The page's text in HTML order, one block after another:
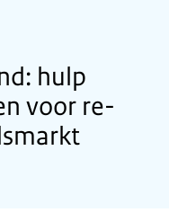
hulp
voor re-